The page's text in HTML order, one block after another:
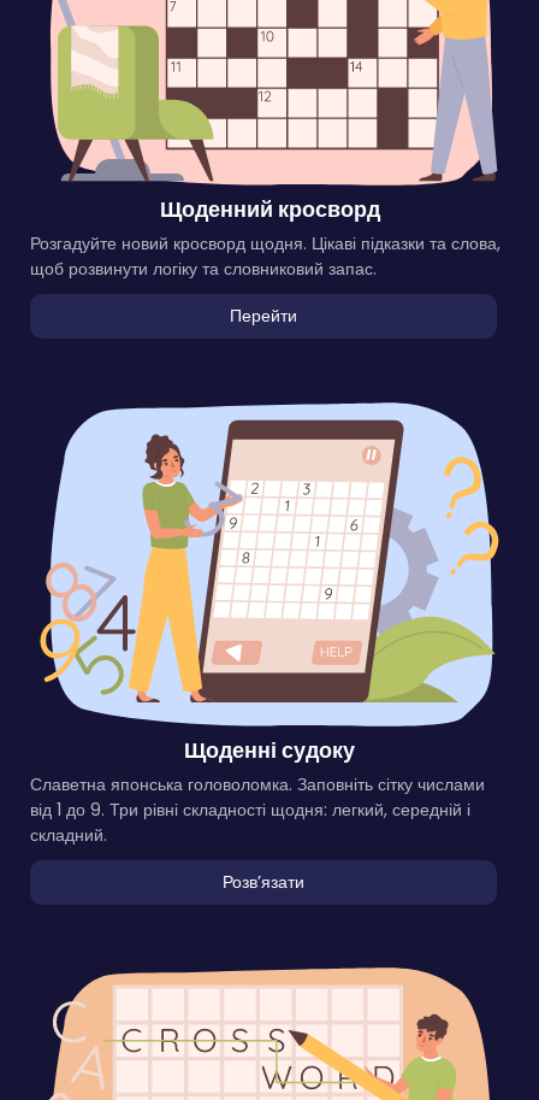
Щоденний кросворд
Розгадуйте новий кросворд щодня. Цікаві підказки та слова,
щоб розвинути логіку та словниковий запас.
Перейти
Щоденні судоку
Славетна японська головоломка. Заповніть сітку числами
від 1 до 9. Три рівні складності щодня: легкий, середній і
складний.
Розвʼязати